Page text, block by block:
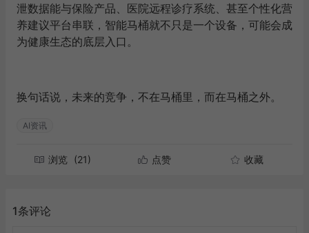
泄数据能与保险产品、医院远程诊疗系统、甚至个性化营
养建议平台串联，智能马桶就不只是一个设备，可能会成
为健康生态的底层入口。
换句话说，未来的竞争，不在马桶里，而在马桶之外。
AI资讯
浏览 (21) 点赞 收藏
1条评论